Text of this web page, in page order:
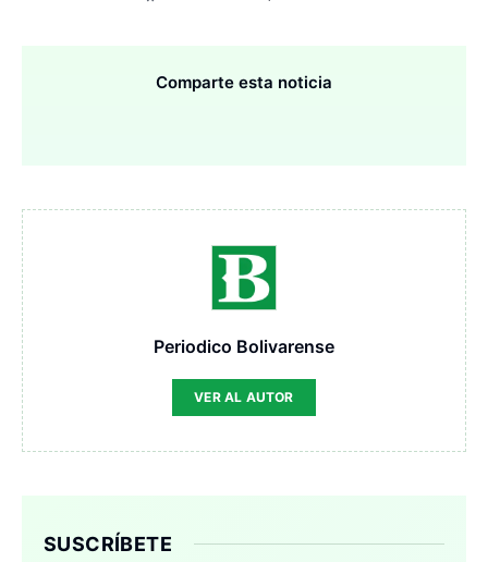
Comparte esta noticia
Periodico Bolivarense
VER AL AUTOR
SUSCRÍBETE